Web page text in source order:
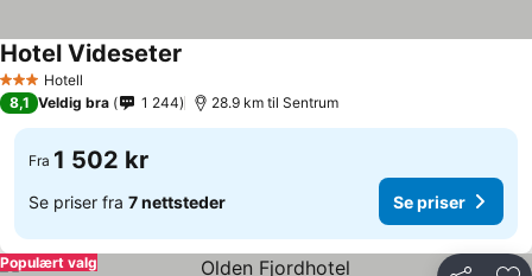
3 StjernerHotell
Hotel Videseter
8,1 Veldig bra 1 244 28.9 km til Sentrum
Fra 1 502 kr
Se priser fra 7 nettsteder Se priser
Populært valg